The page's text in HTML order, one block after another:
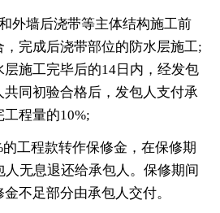
外墙后浇带等主体结构施工前
完成后浇带部位的防水层施工;
施工完毕后的14日内，经发包
共同初验合格后，发包人支付承
程量的10%;
工程款转作保修金，在保修期
人无息退还给承包人。保修期间
不足部分由承包人交付。